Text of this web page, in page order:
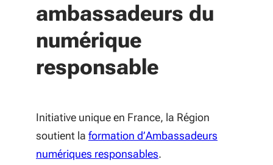
ambassadeurs du
numérique
responsable
Initiative unique en France, la Région
soutient la formation d’Ambassadeurs
numériques responsables.